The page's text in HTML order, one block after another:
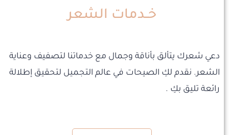
خــدمات الشعر
دعي شعرك يتألق بأناقة وجمال مع خدماتنا لتصفيف وعناية
الشعر. نقدم لكِ الصيحات في عالم التجميل لتحقيق إطلالة
رائعة تليق بكِ .